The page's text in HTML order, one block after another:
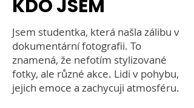
KDO JSEM
Jsem studentka, která našla zálibu v
dokumentární fotografii. To
znamená, že nefotím stylizované
fotky, ale různé akce. Lidi v pohybu,
jejich emoce a zachycuji atmosféru.